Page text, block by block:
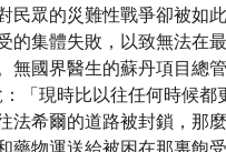
民眾的災難性戰爭卻被如
的集體失敗，以致無法在
無國界醫生的蘇丹項目總
「現時比以往任何時候都
法希爾的道路被封鎖，那